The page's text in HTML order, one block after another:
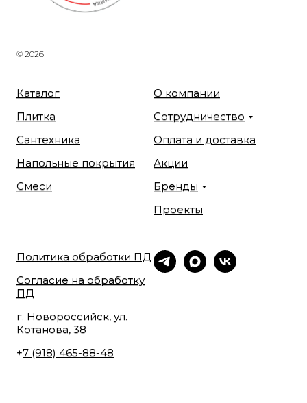
© 2026
Каталог
Плитка
Сантехника
Напольные покрытия
Смеси
О компании
Сотрудничество
Оплата и доставка
Акции
Бренды
Проекты
Политика обработки ПД
Согласие на обработку
ПД
г. Новороссийск, ул.
Котанова, 38
+7 (918) 465-88-48